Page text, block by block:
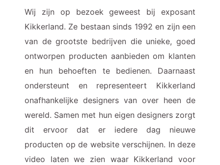
Wij zijn op bezoek geweest bij exposant
Kikkerland. Ze bestaan sinds 1992 en zijn een
van de grootste bedrijven die unieke, goed
ontworpen producten aanbieden om klanten
en hun behoeften te bedienen. Daarnaast
ondersteunt en representeert Kikkerland
onafhankelijke designers van over heen de
wereld. Samen met hun eigen designers zorgt
dit ervoor dat er iedere dag nieuwe
producten op de website verschijnen. In deze
video laten we zien waar Kikkerland voor